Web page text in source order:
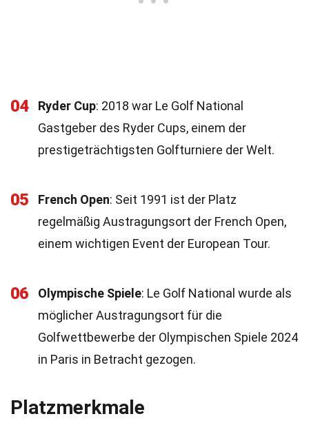
04 Ryder Cup: 2018 war Le Golf National
Gastgeber des Ryder Cups, einem der
prestigeträchtigsten Golfturniere der Welt.
05 French Open: Seit 1991 ist der Platz
regelmäßig Austragungsort der French Open,
einem wichtigen Event der European Tour.
06 Olympische Spiele: Le Golf National wurde als
möglicher Austragungsort für die
Golfwettbewerbe der Olympischen Spiele 2024
in Paris in Betracht gezogen.
Platzmerkmale